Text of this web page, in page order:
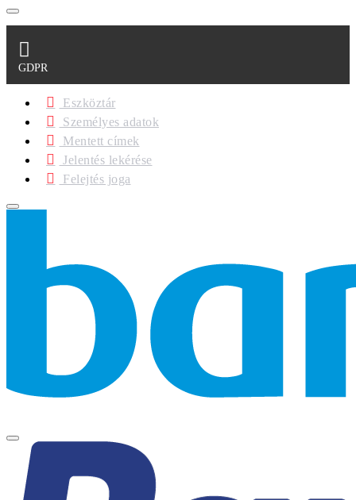
GDPR
Eszköztár
Személyes adatok
Mentett címek
Jelentés lekérése
Felejtés joga